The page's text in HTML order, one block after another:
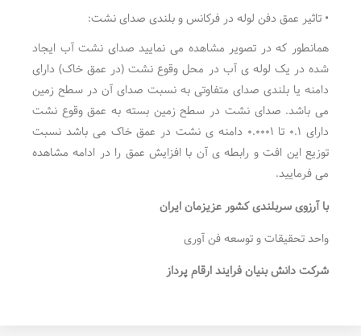
• تاثیر عمق دفن لوله در فرکانس و بلندی صدای نشت:
همانطور که در تصویر مشاهده می نمایید صدای نشت آب ایجاد
شده در یک لوله ی آب در محل وقوع نشت (در عمق خاک) دارای
دامنه یا بلندی صدای متفاوتی به نسبت صدای آن در سطح زمین
می باشد. صدای نشت در سطح زمین بسته به عمق وقوع نشت
دارای ۰.۱ تا ۰.۰۰۰۱ دامنه ی نشت در عمق خاک می باشد نسبت
توزیع این افت و رابطه ی آن با افزایش عمق را در ادامه مشاهده
می فرمایید.
با آرزوی سربلندی کشور عزیزمان ایران
واحد تحقیقات و توسعه فن آوری
شرکت دانش بنیان فرایند ارقام پرداز